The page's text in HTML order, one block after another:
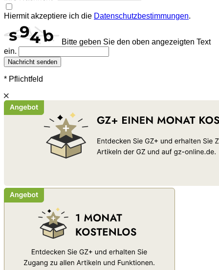
Hiermit akzeptiere ich die Datenschutzbestimmungen.
Bitte geben Sie den oben angezeigten Text
ein.
Nachricht senden
* Pflichtfeld
Schließen